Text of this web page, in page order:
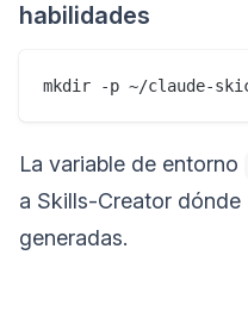
habilidades
La variable de entorno
a Skills-Creator dónde
generadas.